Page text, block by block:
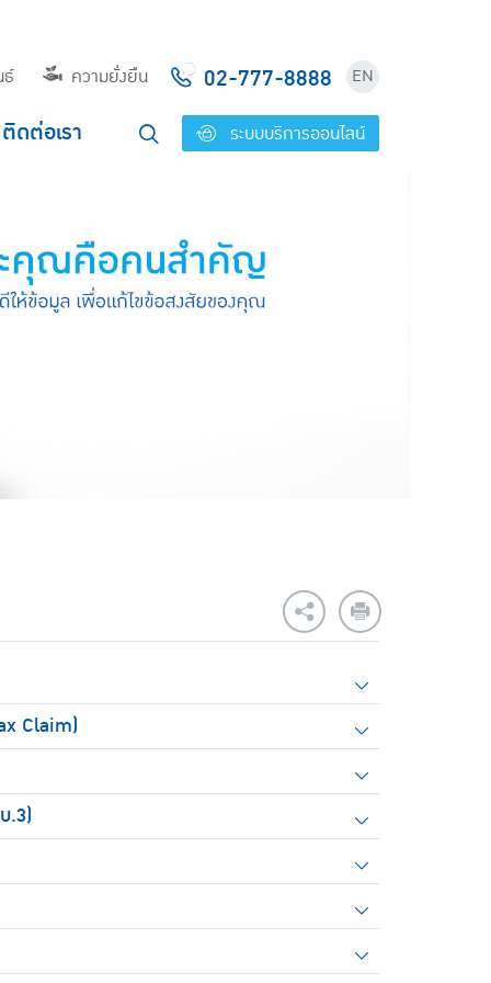
ความยั่งยืน 02-777-8888 EN
ติดต่อเรา ระบบบริการออนไลน์
Claim)
.3)